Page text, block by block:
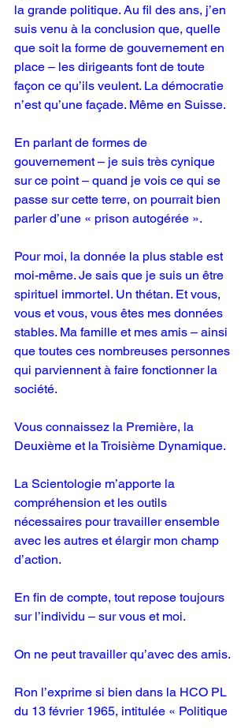
la grande politique. Au fil des ans, j’en
suis venu à la conclusion que, quelle
que soit la forme de gouvernement en
place – les dirigeants font de toute
façon ce qu’ils veulent. La démocratie
n’est qu’une façade. Même en Suisse.
En parlant de formes de
gouvernement – je suis très cynique
sur ce point – quand je vois ce qui se
passe sur cette terre, on pourrait bien
parler d’une « prison autogérée ».
Pour moi, la donnée la plus stable est
moi-même. Je sais que je suis un être
spirituel immortel. Un thétan. Et vous,
vous et vous, vous êtes mes données
stables. Ma famille et mes amis – ainsi
que toutes ces nombreuses personnes
qui parviennent à faire fonctionner la
société.
Vous connaissez la Première, la
Deuxième et la Troisième Dynamique.
La Scientologie m’apporte la
compréhension et les outils
nécessaires pour travailler ensemble
avec les autres et élargir mon champ
d’action.
En fin de compte, tout repose toujours
sur l’individu – sur vous et moi.
On ne peut travailler qu’avec des amis.
Ron l’exprime si bien dans la HCO PL
du 13 février 1965, intitulée « Politique